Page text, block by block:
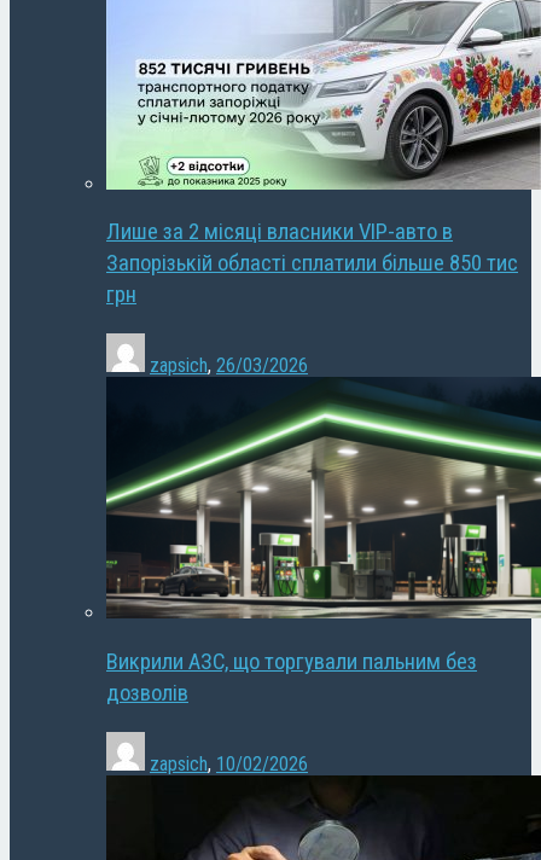
Лише за 2 місяці власники VIP-авто в
Запорізькій області сплатили більше 850 тис
грн
zapsich, 26/03/2026
Викрили АЗС, що торгували пальним без
дозволів
zapsich, 10/02/2026